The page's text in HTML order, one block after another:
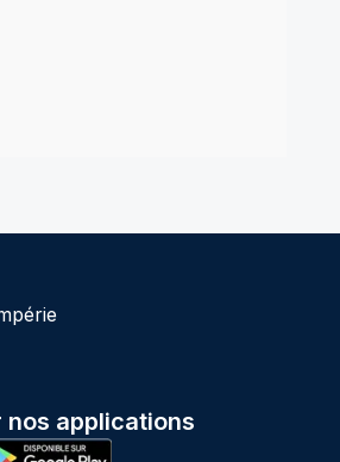
nos applications